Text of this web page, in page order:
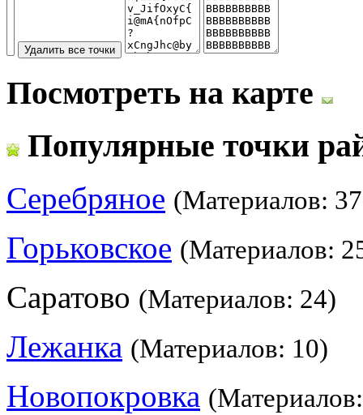
Посмотреть на карте
Популярные точки
Серебряное (Материалов:
Горьковское (Материалов:
Саратово (Материалов: 24)
Лежанка (Материалов: 10)
Новопокровка